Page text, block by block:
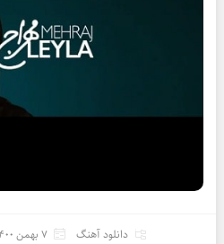
دانلود آهنگ 7 بهمن 1400